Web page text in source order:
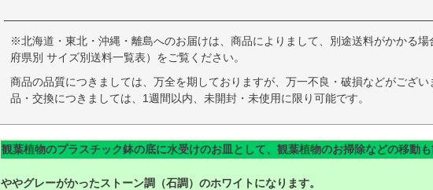
※北海道・東北・沖縄・離島へのお届けは、商品によりまして、別途送料がかかる
府県別 サイズ別送料一覧表）をご覧ください。
商品の品質につきましては、万全を期しておりますが、万一不良・破損などがござ
品・交換につきましては、1週間以内、未開封・未使用に限り可能です。
観葉植物のプラスチック鉢の底に水受けのお皿として、観葉植物のお掃除などの移動も
ややグレーがかったストーン調（石調）のホワイトになります。